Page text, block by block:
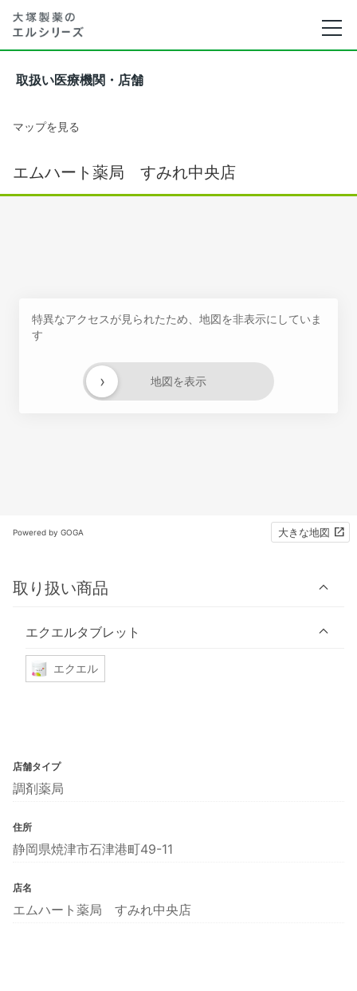
取扱い医療機関・店舗
マップを見る
エムハート薬局 すみれ中央店
特異なアクセスが見られたため、地図を非表示にしていま
す
地図を表示
›
Powered by GOGA 大きな地図
取り扱い商品
エクエルタブレット
エクエル
店舗タイプ
調剤薬局
住所
静岡県焼津市石津港町49-11
店名
エムハート薬局 すみれ中央店